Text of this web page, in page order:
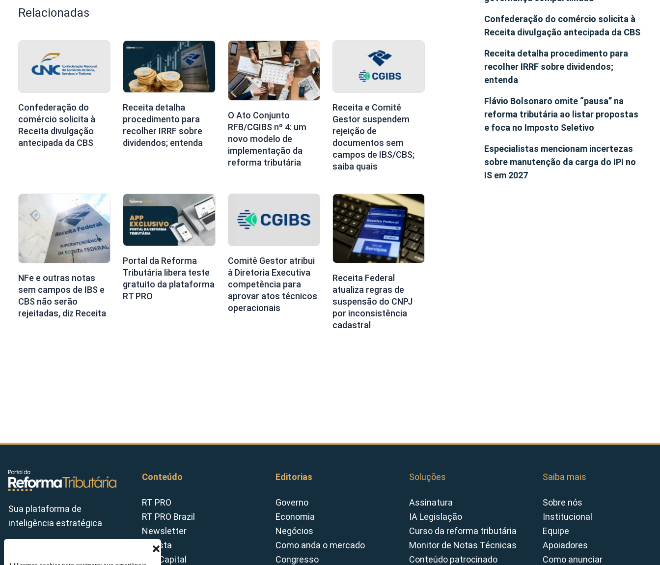
Relacionadas
Confederação do
comércio solicita à
Receita divulgação
antecipada da CBS
Receita detalha
procedimento para
recolher IRRF sobre
dividendos; entenda
O Ato Conjunto
RFB/CGIBS nº 4: um
novo modelo de
implementação da
reforma tributária
Receita e Comitê
Gestor suspendem
rejeição de
documentos sem
campos de IBS/CBS;
saiba quais
NFe e outras notas
sem campos de IBS e
CBS não serão
rejeitadas, diz Receita
Portal da Reforma
Tributária libera teste
gratuito da plataforma
RT PRO
Comitê Gestor atribui
à Diretoria Executiva
competência para
aprovar atos técnicos
operacionais
Receita Federal
atualiza regras de
suspensão do CNPJ
por inconsistência
cadastral
Confederação do comércio solicita à
Receita divulgação antecipada da CBS
Receita detalha procedimento para
recolher IRRF sobre dividendos;
entenda
Flávio Bolsonaro omite “pausa” na
reforma tributária ao listar propostas
e foca no Imposto Seletivo
Especialistas mencionam incertezas
sobre manutenção da carga do IPI no
IS em 2027
Sua plataforma de
inteligência estratégica
Conteúdo
RT PRO
RT PRO Brazil
Newsletter
Revista
Tax Capital
Editorias
Governo
Economia
Negócios
Como anda o mercado
Congresso
Soluções
Assinatura
IA Legislação
Curso da reforma tributária
Monitor de Notas Técnicas
Conteúdo patrocinado
Saiba mais
Sobre nós
Institucional
Equipe
Apoiadores
Como anunciar